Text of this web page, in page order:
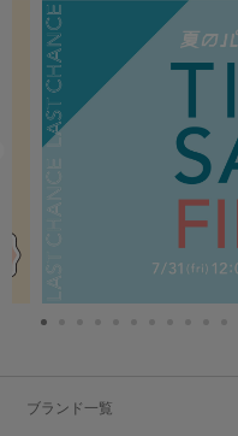
ブランド一覧